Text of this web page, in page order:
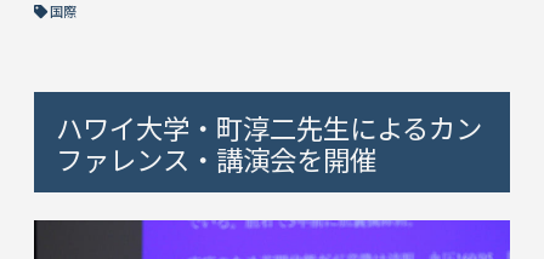
国際
ハワイ大学・町淳二先生によるカン
ファレンス・講演会を開催